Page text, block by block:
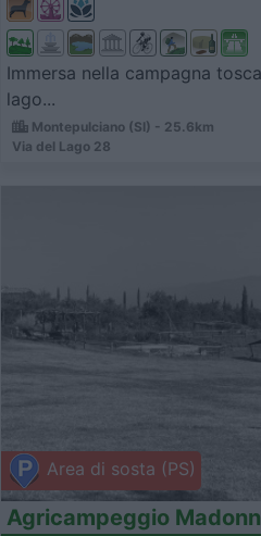
Immersa nella campagna
lago...
Montepulciano (SI) - 25.6km
Via del Lago 28
Area di sosta (PS)
Agricampeggio